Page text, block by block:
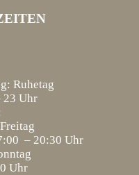
Ruhetag
Uhr
– 20:30 Uhr
Uhr